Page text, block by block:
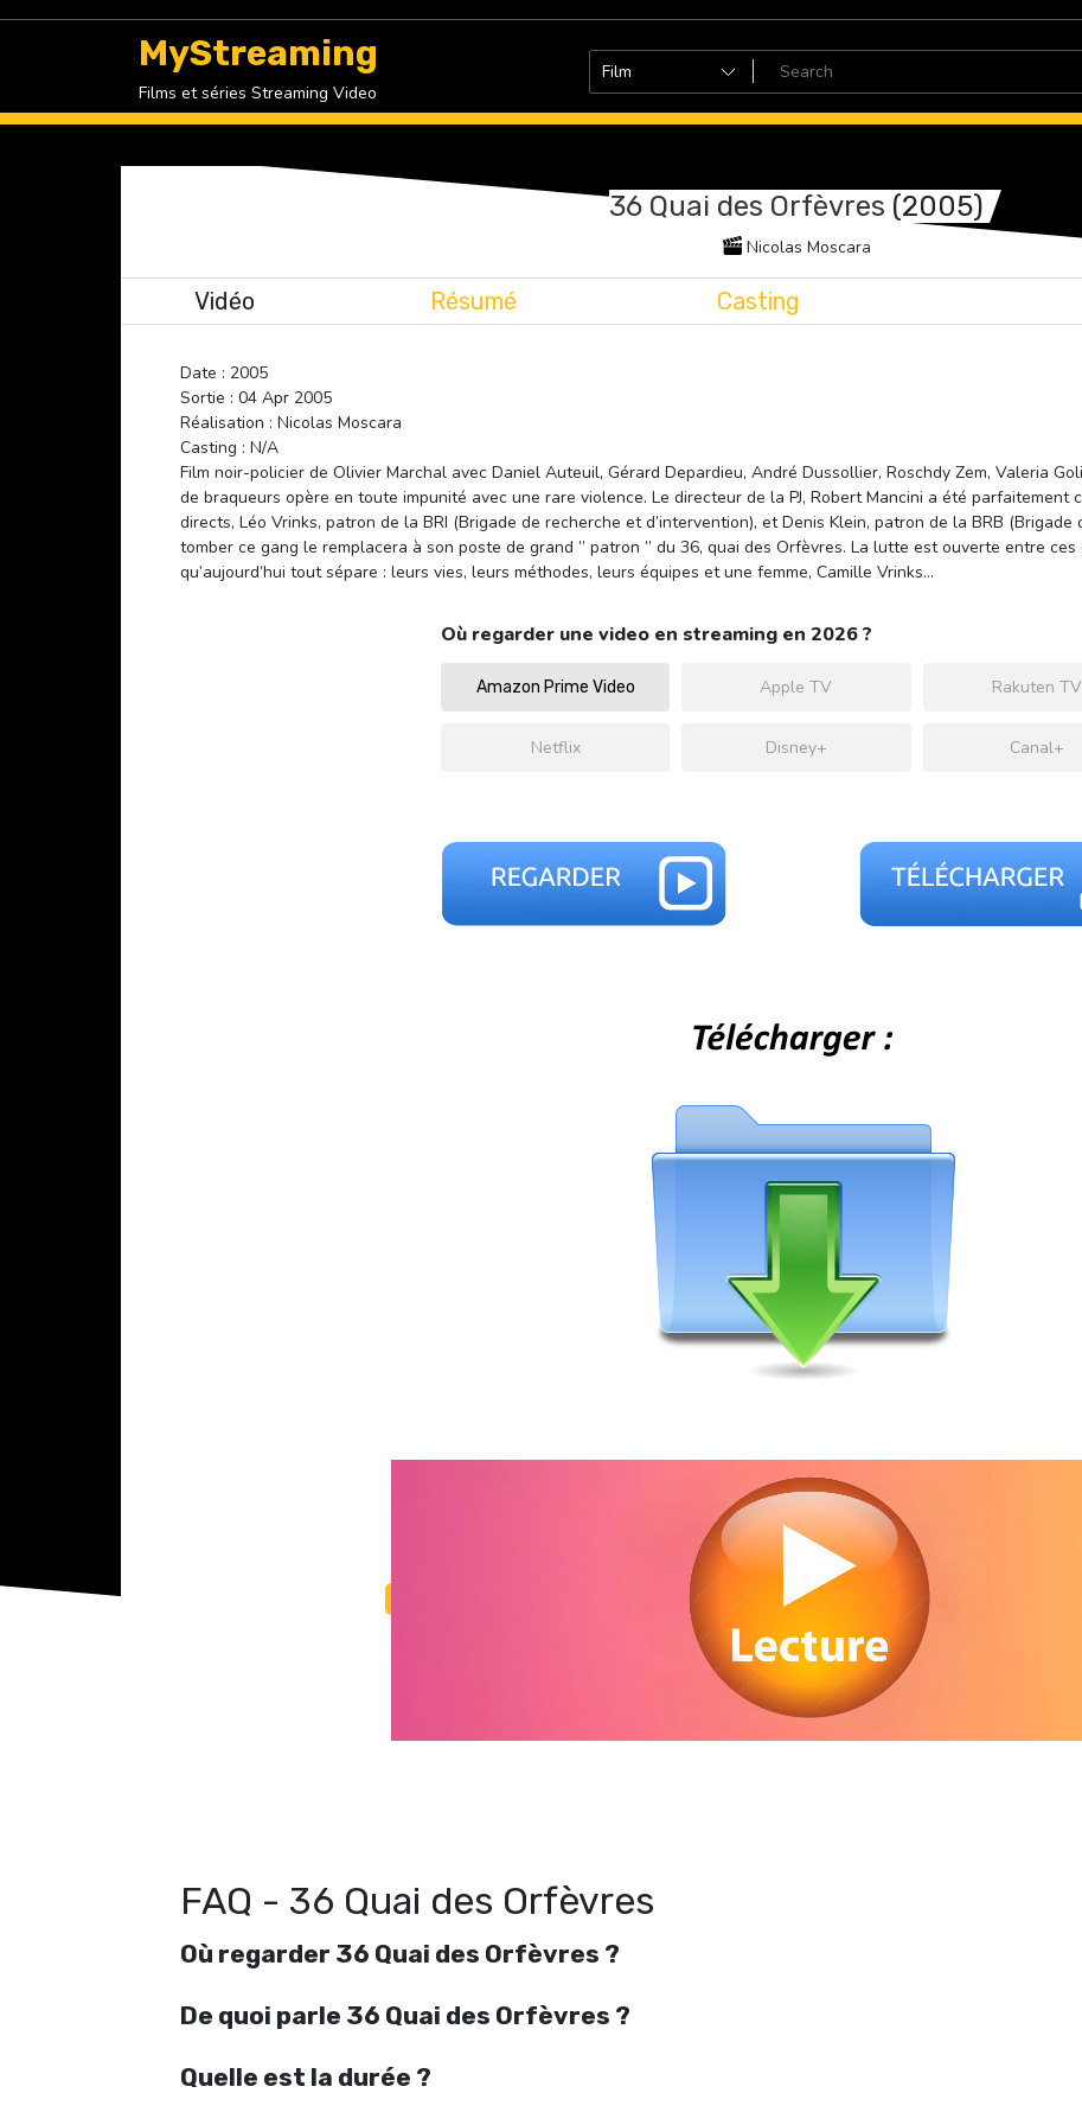
MyStreaming
Films et séries Streaming Video
36 Quai des Orfèvres (2005)
Nicolas Moscara
Vidéo Résumé Casting
Date : 2005
Sortie : 04 Apr 2005
Réalisation : Nicolas Moscara
Casting : N/A
Film noir-policier de Olivier Marchal avec Daniel Auteuil, Gérard Depardieu, André Dussollier, Roschdy Zem, Valeria
de braqueurs opère en toute impunité avec une rare violence. Le directeur de la PJ, Robert Mancini a été
directs, Léo Vrinks, patron de la BRI (Brigade de recherche et d’intervention), et Denis Klein, patron de la BRB
tomber ce gang le remplacera à son poste de grand ” patron ” du 36, quai des Orfèvres. La lutte est ouverte entre
qu’aujourd’hui tout sépare : leurs vies, leurs méthodes, leurs équipes et une femme, Camille Vrinks…
Où regarder une video en streaming en 2026 ?
Amazon Prime Video Apple TV Rakuten TV
Netflix Disney+ Canal+
FAQ - 36 Quai des Orfèvres
Où regarder 36 Quai des Orfèvres ?
De quoi parle 36 Quai des Orfèvres ?
Quelle est la durée ?